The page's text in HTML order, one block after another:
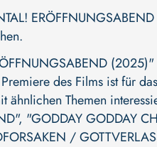
des Films ist für
ähnlichen Themen
, "GODDAY GODDAY
/